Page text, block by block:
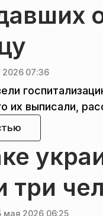
2026 07:36
их выписали,
три
мая 2026 06:25